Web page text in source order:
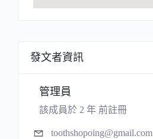
發文者資訊
管理員
該成員於 2 年 前註冊
toothshopoing@gmail.com